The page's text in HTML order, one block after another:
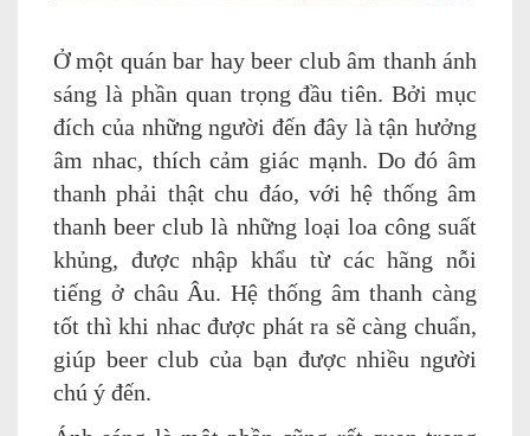
Ở một quán bar hay beer club âm thanh ánh
sáng là phần quan trọng đầu tiên. Bởi mục
đích của những người đến đây là tận hưởng
âm nhac, thích cảm giác mạnh. Do đó âm
thanh phải thật chu đáo, với hệ thống âm
thanh beer club là những loại loa công suất
khủng, được nhập khẩu từ các hãng nỗi
tiếng ở châu Âu. Hệ thống âm thanh càng
tốt thì khi nhac được phát ra sẽ càng chuẩn,
giúp beer club của bạn được nhiều người
chú ý đến.